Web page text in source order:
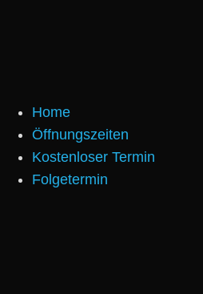
Home
Öffnungszeiten
Kostenloser Termin
Folgetermin